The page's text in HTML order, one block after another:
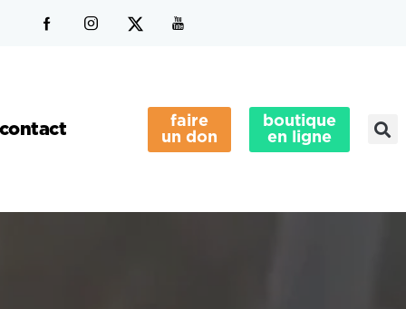
contact
faire
un don
boutique
en ligne